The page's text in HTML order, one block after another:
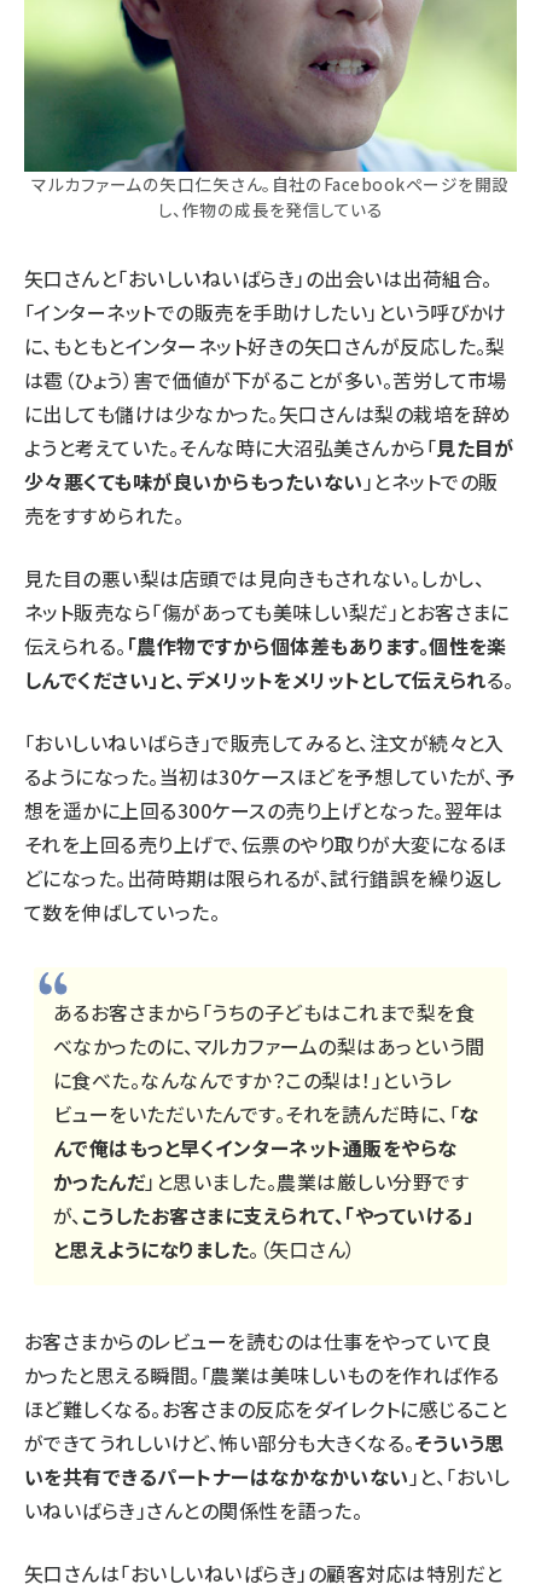
マルカファームの矢口仁矢さん。自社のFacebookページを開設
し、作物の成長を発信している
矢口さんと「おいしいねいばらき」の出会いは出荷組合。
「インターネットでの販売を手助けしたい」という呼びかけ
に、もともとインターネット好きの矢口さんが反応した。梨
は雹（ひょう）害で価値が下がることが多い。苦労して市場
に出しても儲けは少なかった。矢口さんは梨の栽培を辞め
ようと考えていた。そんな時に大沼弘美さんから「見た目が
少々悪くても味が良いからもったいない 」とネットでの販
売をすすめられた。
見た目の悪い梨は店頭では見向きもされない。しかし、
ネット販売なら「傷があっても美味しい梨だ」とお客さまに
伝えられる。 「農作物ですから個体差もあります。個性を楽
しんでください」と、デメリットをメリットとして伝えられる。
「おいしいねいばらき」で販売してみると、注文が続々と入
るようになった。当初は30ケースほどを予想していたが、予
想を遥かに上回る300ケースの売り上げとなった。翌年は
それを上回る売り上げで、伝票のやり取りが大変になるほ
どになった。出荷時期は限られるが、試行錯誤を繰り返し
て数を伸ばしていった。
あるお客さまから「うちの子どもはこれまで梨を食
べなかったのに、マルカファームの梨はあっという間
に食べた。なんなんですか？この梨は！」というレ
ビューをいただいたんです。それを読んだ時に、「な
んで俺はもっと早くインターネット通販をやらな
かったんだ」と思いました。農業は厳しい分野です
が、 こうしたお客さまに支えられて、「やっていける」
と思えようになりました。（矢口さん）
お客さまからのレビューを読むのは仕事をやっていて良
かったと思える瞬間。「農業は美味しいものを作れば作る
ほど難しくなる。お客さまの反応をダイレクトに感じること
ができてうれしいけど、怖い部分も大きくなる。そういう思
いを共有できるパートナーはなかなかいない 」と、「おいし
いねいばらき」さんとの関係性を語った。
矢口さんは「おいしいねいばらき」の顧客対応は特別だと